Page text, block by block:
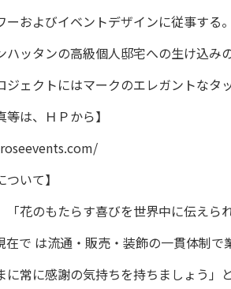
ーおよびイベントデザインに従事する。
ハッタンの高級個人邸宅への生け込み
ジェクトにはマークのエレガントなタ
等は、ＨＰから】
ついて】
「花のもたらす喜びを世界中に伝え
在で は流通・販売・装飾の一貫体制
に常に感謝の気持ちを持ちましょう